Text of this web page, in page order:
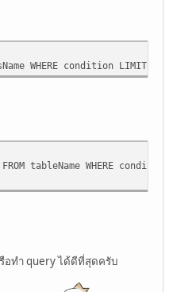
WHERE condition LIMIT 50;
FROM tableName WHERE
อทำ query ได้ดีที่สุดครับ